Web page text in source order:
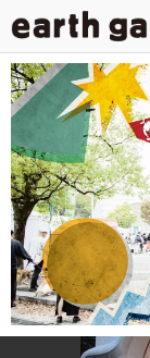
索
コ
ン
テ
ン
へ
ス
キ
ッ
プ